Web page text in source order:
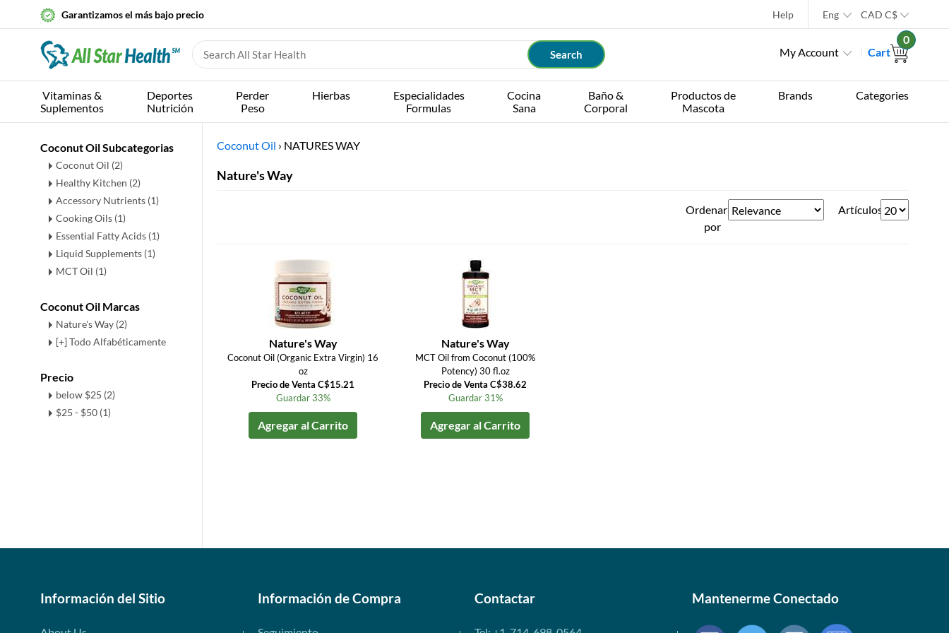
Garantizamos el más bajo precio Help Eng CAD C$
My Account Cart
0
Vitaminas &
Suplementos
Deportes
Nutrición
Perder
Peso
Hierbas
Especialidades
Formulas
Cocina
Sana
Baño &
Corporal
Productos de
Mascota
Brands Categories
Coconut Oil Subcategorias
Coconut Oil (2)
Healthy Kitchen (2)
Accessory Nutrients (1)
Cooking Oils (1)
Essential Fatty Acids (1)
Liquid Supplements (1)
MCT Oil (1)
Coconut Oil Marcas
Nature's Way (2)
[+] Todo Alfabéticamente
Precio
below $25 (2)
$25 - $50 (1)
Coconut Oil › NATURES WAY
Nature's Way
Ordenar
por
Artículos
Nature's Way
Coconut Oil (Organic Extra Virgin) 16
oz
Precio de Venta C$15.21
Guardar 33%
Agregar al Carrito
Nature's Way
MCT Oil from Coconut (100%
Potency) 30 fl.oz
Precio de Venta C$38.62
Guardar 31%
Agregar al Carrito
Información del Sitio Información de Compra Contactar Mantenerme Conectado